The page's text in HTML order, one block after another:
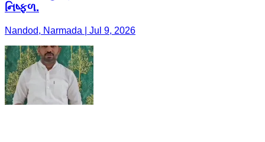
નિષ્ફળ.
Nandod, Narmada | Jul 9, 2026